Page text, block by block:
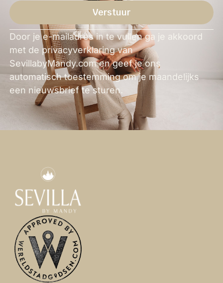
Verstuur
Alternative:
Door je e-mailadres in te vullen ga je akkoord
met de privacyverklaring van
SevillabyMandy.com en geef je ons
automatisch toestemming om je maandelijks
een nieuwsbrief te sturen.